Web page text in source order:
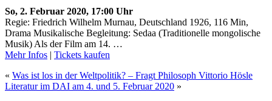
So, 2. Februar 2020, 17:00 Uhr
Regie: Friedrich Wilhelm Murnau, Deutschland 1926, 116 Min,
Drama Musikalische Begleitung: Sedaa (Traditionelle mongolische
Musik) Als der Film am 14. …
Mehr Infos | Tickets kaufen
« Was ist los in der Weltpolitik? – Fragt Philosoph Vittorio Hösle
Literatur im DAI am 4. und 5. Februar 2020 »